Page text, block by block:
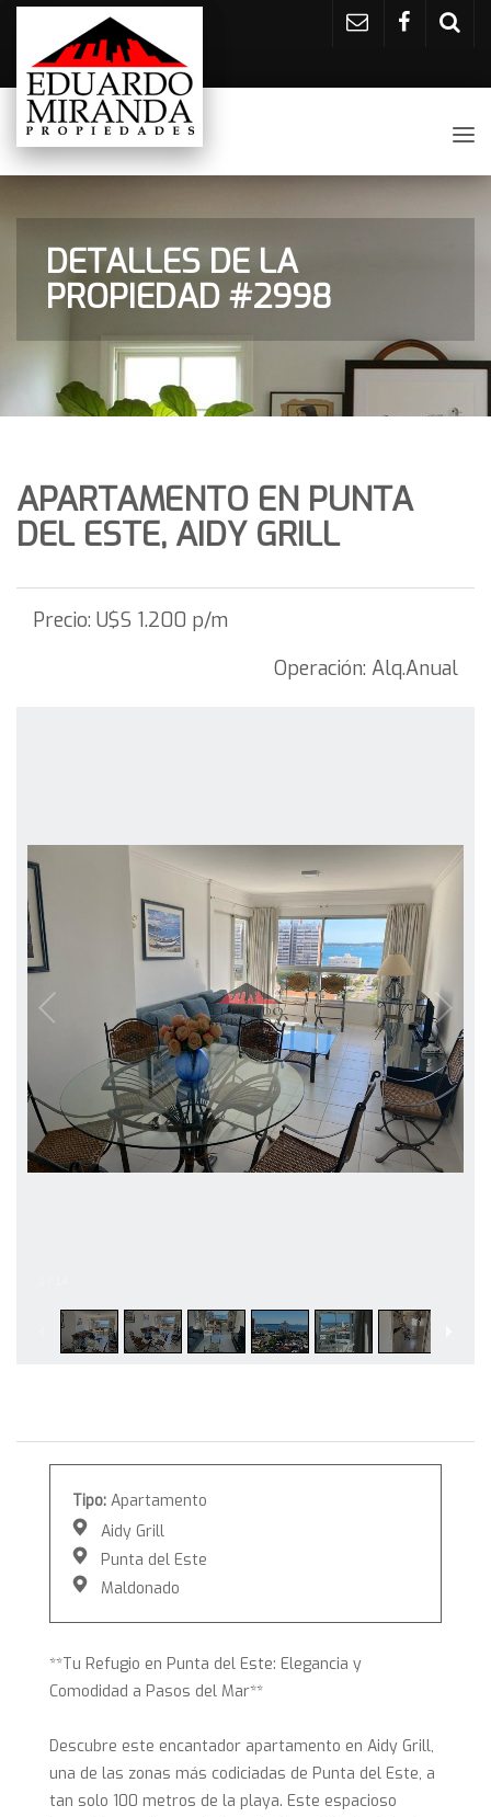
DETALLES DE LA
PROPIEDAD #2998
APARTAMENTO EN PUNTA
DEL ESTE, AIDY GRILL
Precio: U$S 1.200 p/m
Operación: Alq.Anual
Tipo: Apartamento
Aidy Grill
Punta del Este
Maldonado
**Tu Refugio en Punta del Este: Elegancia y
Comodidad a Pasos del Mar**
Descubre este encantador apartamento en Aidy Grill,
una de las zonas más codiciadas de Punta del Este, a
tan solo 100 metros de la playa. Este espacioso